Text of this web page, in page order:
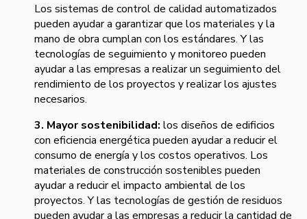
Los sistemas de control de calidad automatizados
pueden ayudar a garantizar que los materiales y la
mano de obra cumplan con los estándares. Y las
tecnologías de seguimiento y monitoreo pueden
ayudar a las empresas a realizar un seguimiento del
rendimiento de los proyectos y realizar los ajustes
necesarios.
3. Mayor sostenibilidad: los diseños de edificios
con eficiencia energética pueden ayudar a reducir el
consumo de energía y los costos operativos. Los
materiales de construcción sostenibles pueden
ayudar a reducir el impacto ambiental de los
proyectos. Y las tecnologías de gestión de residuos
pueden ayudar a las empresas a reducir la cantidad de